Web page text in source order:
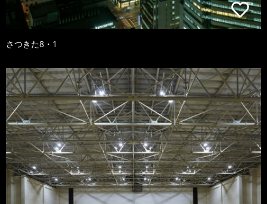
さつきた8・1